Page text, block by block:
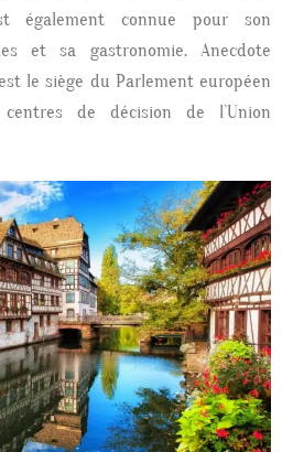
également connue pour son
et sa gastronomie.
Anecdote
le siège du Parlement européen
de décision de l’Union